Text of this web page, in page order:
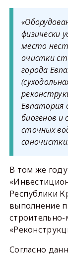
физически
место
очистки
города
Евпатория
биогенов и
сточных
саночистки.
В том же
Республики
выполнение
Согласно